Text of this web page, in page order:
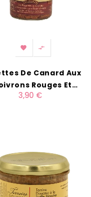
 
De Canard Aux
Rouges Et
D'Espelette 90g
3,90 €